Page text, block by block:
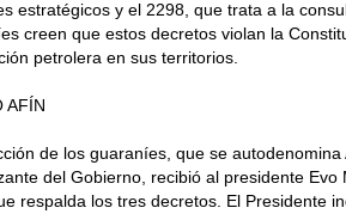
estratégicos y el 2298, que trata a la
creen que estos decretos violan la
petrolera en sus territorios.
AFÍN
de los guaraníes, que se
del Gobierno, recibió al presidente
respalda los tres decretos. El Presidente